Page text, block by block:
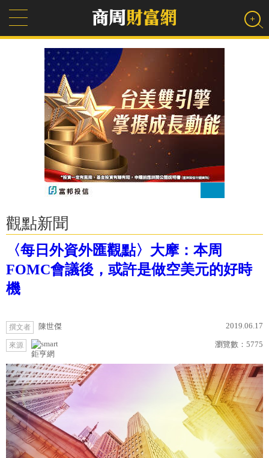
觀點新聞
〈每日外資外匯觀點〉大摩：本周
FOMC會議後，或許是做空美元的好時
機
撰文者 陳世傑 2019.06.17
來源
鉅亨網
瀏覽數： 5775